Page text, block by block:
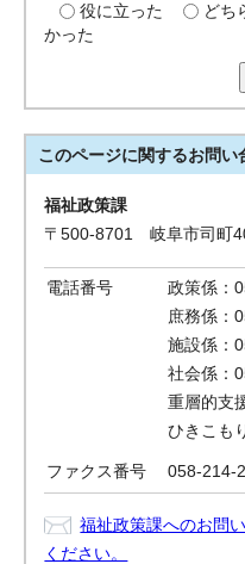
役に立った
どち
かった
このページに関するお問い
福祉政策課
〒500-8701 岐阜市司町
電話番号
政策係：
庶務係：
施設係：
社会係：
重層的支
ひきこも
ファクス番号 058-214-
福祉政策課へのお問
ください。